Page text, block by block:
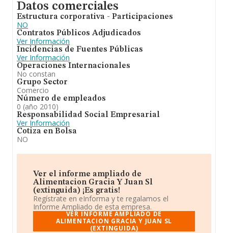
Datos comerciales
Estructura corporativa - Participaciones
NO
Contratos Públicos Adjudicados
Ver Información
Incidencias de Fuentes Públicas
Ver Información
Operaciones Internacionales
No constan
Grupo Sector
Comercio
Número de empleados
0 (año 2010)
Responsabilidad Social Empresarial
Ver Información
Cotiza en Bolsa
NO
Ver el informe ampliado de
Alimentacion Gracia Y Juan Sl
(extinguida) ¡Es gratis!
Regístrate en eInforma y te regalamos el
Informe Ampliado de esta empresa.
VER INFORME AMPLIADO DE
ALIMENTACION GRACIA Y JUAN SL
(EXTINGUIDA)